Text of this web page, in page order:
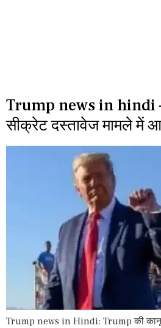
Trump news in hindi –
सीक्रेट दस्तावेज मामले में
Trump news in Hindi: Trump की